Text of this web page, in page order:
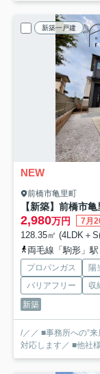
新築一戸建
NEW
前橋市亀里町
2,980万円 7月
128.35㎡ (4LDK＋
両毛線「駒形」
プロパンガス 陽
バリアフリー
収
新築
/／／ ■事務所への”
対応します／ ■他社